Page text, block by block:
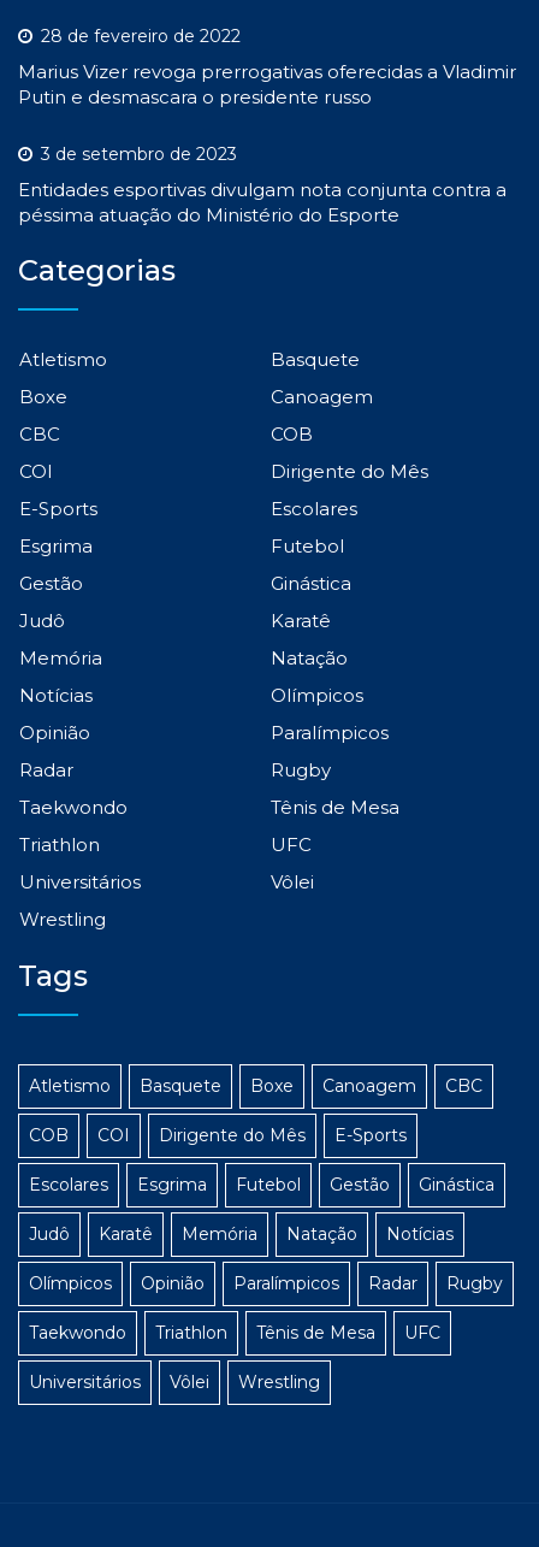
28 de fevereiro de 2022
Marius Vizer revoga prerrogativas oferecidas a Vladimir
Putin e desmascara o presidente russo
3 de setembro de 2023
Entidades esportivas divulgam nota conjunta contra a
péssima atuação do Ministério do Esporte
Categorias
Atletismo
Basquete
Boxe
Canoagem
CBC
COB
COI
Dirigente do Mês
E-Sports
Escolares
Esgrima
Futebol
Gestão
Ginástica
Judô
Karatê
Memória
Natação
Notícias
Olímpicos
Opinião
Paralímpicos
Radar
Rugby
Taekwondo
Tênis de Mesa
Triathlon
UFC
Universitários
Vôlei
Wrestling
Tags
Atletismo Basquete Boxe Canoagem CBC
COB COI Dirigente do Mês E-Sports
Escolares Esgrima Futebol Gestão Ginástica
Judô Karatê Memória Natação Notícias
Olímpicos Opinião Paralímpicos Radar Rugby
Taekwondo Triathlon Tênis de Mesa UFC
Universitários Vôlei Wrestling